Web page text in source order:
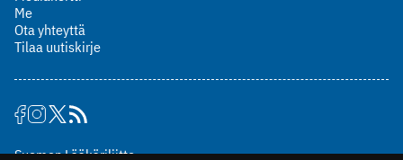
Me
Ota yhteyttä
Tilaa uutiskirje
Suomen Lääkäriliitto